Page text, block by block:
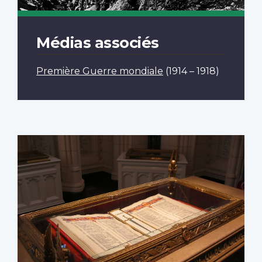
Médias associés
Première Guerre mondiale (1914 – 1918)